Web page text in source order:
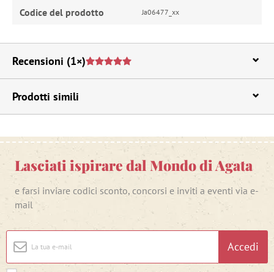
Codice del prodotto Ja06477_xx
Recensioni (1×)
Prodotti simili
Lasciati ispirare dal Mondo di Agata
e farsi inviare codici sconto, concorsi e inviti a eventi via e-
mail
Accedi